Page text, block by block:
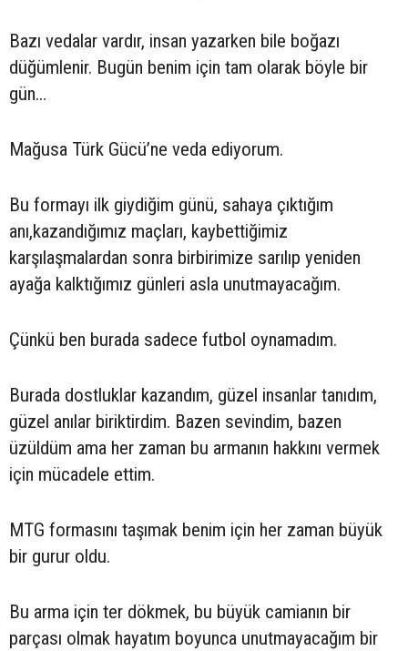
Bazı vedalar vardır, insan yazarken bile boğazı
düğümlenir. Bugün benim için tam olarak böyle bir
gün…
Mağusa Türk Gücü’ne veda ediyorum.
Bu formayı ilk giydiğim günü, sahaya çıktığım
anı,kazandığımız maçları, kaybettiğimiz
karşılaşmalardan sonra birbirimize sarılıp yeniden
ayağa kalktığımız günleri asla unutmayacağım.
Çünkü ben burada sadece futbol oynamadım.
Burada dostluklar kazandım, güzel insanlar tanıdım,
güzel anılar biriktirdim. Bazen sevindim, bazen
üzüldüm ama her zaman bu armanın hakkını vermek
için mücadele ettim.
MTG formasını taşımak benim için her zaman büyük
bir gurur oldu.
Bu arma için ter dökmek, bu büyük camianın bir
parçası olmak hayatım boyunca unutmayacağım bir